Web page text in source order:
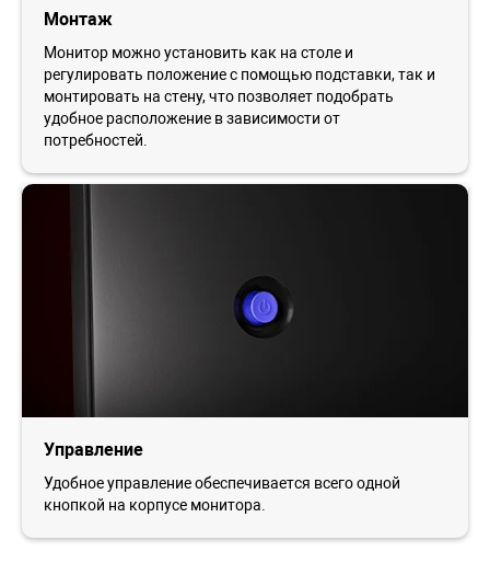
Монтаж
Монитор можно установить как на столе и
регулировать положение с помощью подставки, так и
монтировать на стену, что позволяет подобрать
удобное расположение в зависимости от
потребностей.
Управление
Удобное управление обеспечивается всего одной
кнопкой на корпусе монитора.